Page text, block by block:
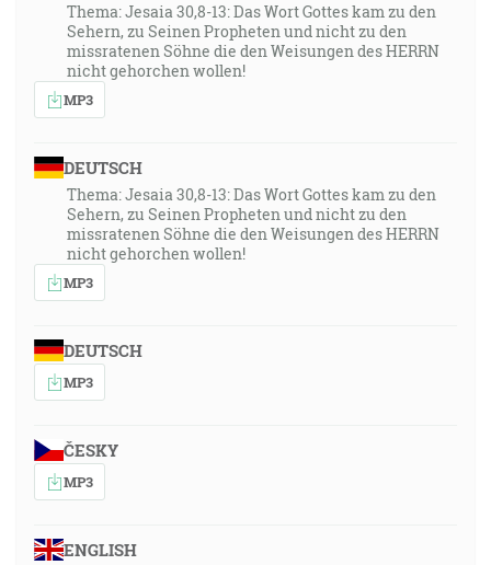
Thema: Jesaia 30,8-13: Das Wort Gottes kam zu den
Sehern, zu Seinen Propheten und nicht zu den
missratenen Söhne die den Weisungen des HERRN
nicht gehorchen wollen!
MP3
DEUTSCH
Thema: Jesaia 30,8-13: Das Wort Gottes kam zu den
Sehern, zu Seinen Propheten und nicht zu den
missratenen Söhne die den Weisungen des HERRN
nicht gehorchen wollen!
MP3
DEUTSCH
MP3
ČESKY
MP3
ENGLISH